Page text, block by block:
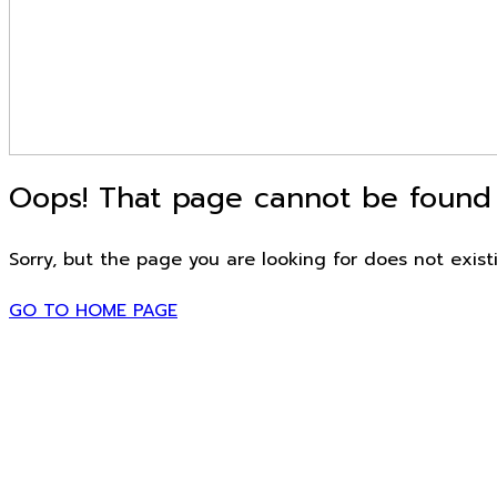
Oops! That page cannot be found
Sorry, but the page you are looking for does not
GO TO HOME PAGE